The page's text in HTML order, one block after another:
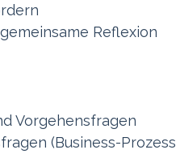
Reflexion
Vorgehensfragen
(Business-